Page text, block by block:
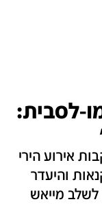
לסבית:
אירוע הירי
והיעדר
מייאש